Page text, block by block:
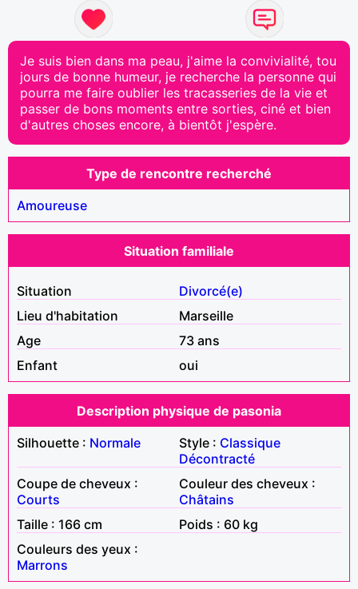
Je suis bien dans ma peau, j'aime la convivialité, tou
jours de bonne humeur, je recherche la personne qui
pourra me faire oublier les tracasseries de la vie et
passer de bons moments entre sorties, ciné et bien
d'autres choses encore, à bientôt j'espère.
Type de rencontre recherché
Amoureuse
Situation familiale
Situation
Divorcé(e)
Lieu d'habitation
Marseille
Age
73 ans
Enfant
oui
Description physique de pasonia
Silhouette : Normale Style : Classique
Décontracté
Coupe de cheveux :
Courts
Couleur des cheveux :
Châtains
Taille : 166 cm
Poids : 60 kg
Couleurs des yeux :
Marrons